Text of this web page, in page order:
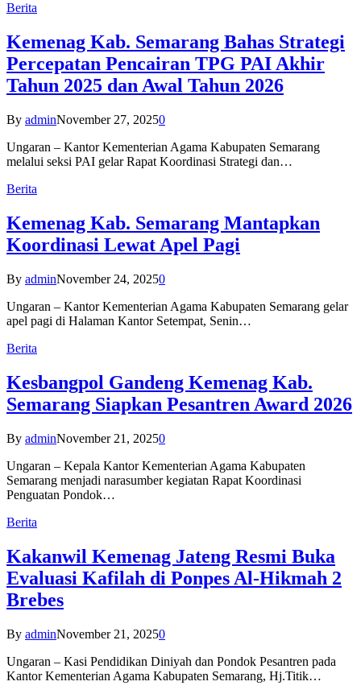
Berita
Kemenag Kab. Semarang Bahas Strategi
Percepatan Pencairan TPG PAI Akhir
Tahun 2025 dan Awal Tahun 2026
By adminNovember 27, 20250
Ungaran – Kantor Kementerian Agama Kabupaten Semarang
melalui seksi PAI gelar Rapat Koordinasi Strategi dan…
Berita
Kemenag Kab. Semarang Mantapkan
Koordinasi Lewat Apel Pagi
By adminNovember 24, 20250
Ungaran – Kantor Kementerian Agama Kabupaten Semarang gelar
apel pagi di Halaman Kantor Setempat, Senin…
Berita
Kesbangpol Gandeng Kemenag Kab.
Semarang Siapkan Pesantren Award 2026
By adminNovember 21, 20250
Ungaran – Kepala Kantor Kementerian Agama Kabupaten
Semarang menjadi narasumber kegiatan Rapat Koordinasi
Penguatan Pondok…
Berita
Kakanwil Kemenag Jateng Resmi Buka
Evaluasi Kafilah di Ponpes Al-Hikmah 2
Brebes
By adminNovember 21, 20250
Ungaran – Kasi Pendidikan Diniyah dan Pondok Pesantren pada
Kantor Kementerian Agama Kabupaten Semarang, Hj.Titik…